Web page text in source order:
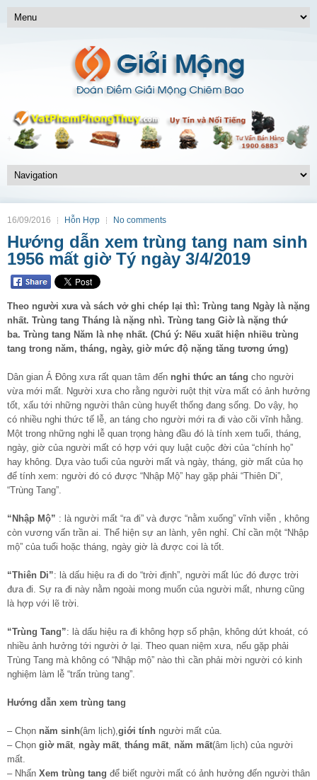
16/09/2016 Hỗn Hợp No comments
Hướng dẫn xem trùng tang nam sinh
1956 mất giờ Tý ngày 3/4/2019
Theo người xưa và sách vở ghi chép lại thì: Trùng tang Ngày là nặng
nhất. Trùng tang Tháng là nặng nhì. Trùng tang Giờ là nặng thứ
ba. Trùng tang Năm là nhẹ nhất. (Chú ý: Nếu xuất hiện nhiều trùng
tang trong năm, tháng, ngày, giờ mức độ nặng tăng tương ứng)
Dân gian Á Đông xưa rất quan tâm đến nghi thức an táng cho người
vừa mới mất. Người xưa cho rằng người ruột thịt vừa mất có ảnh hưởng
tốt, xấu tới những người thân cùng huyết thống đang sống. Do vậy, họ
có nhiều nghi thức tế lễ, an táng cho người mới ra đi vào cõi vĩnh hằng.
Một trong những nghi lễ quan trọng hàng đầu đó là tính xem tuổi, tháng,
ngày, giờ của người mất có hợp với quy luật cuộc đời của “chính họ”
hay không. Dựa vào tuổi của người mất và ngày, tháng, giờ mất của họ
để tính xem: người đó có được “Nhập Mộ” hay gặp phải “Thiên Di”,
“Trùng Tang”.
“Nhập Mộ” : là người mất “ra đi” và được “nằm xuống” vĩnh viễn , không
còn vương vấn trần ai. Thể hiện sự an lành, yên nghỉ. Chỉ cần một “Nhập
mộ” của tuổi hoặc tháng, ngày giờ là được coi là tốt.
“Thiên Di”: là dấu hiệu ra đi do “trời định”, người mất lúc đó được trời
đưa đi. Sự ra đi này nằm ngoài mong muốn của người mất, nhưng cũng
là hợp với lẽ trời.
“Trùng Tang”: là dấu hiệu ra đi không hợp số phận, không dứt khoát, có
nhiều ảnh hưởng tới người ở lại. Theo quan niệm xưa, nếu gặp phải
Trùng Tang mà không có “Nhập mộ” nào thì cần phải mời người có kinh
nghiệm làm lễ “trấn trùng tang”.
Hướng dẫn xem trùng tang
– Chọn năm sinh(âm lịch),giới tính người mất của.
– Chọn giờ mất, ngày mất, tháng mất, năm mất(âm lịch) của người
mất.
– Nhấn Xem trùng tang để biết người mất có ảnh hưởng đến người thân